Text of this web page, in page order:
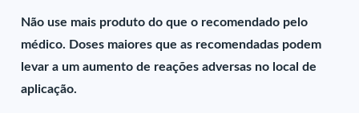
Não use mais produto do que o recomendado pelo
médico. Doses maiores que as recomendadas podem
levar a um aumento de reações adversas no local de
aplicação.